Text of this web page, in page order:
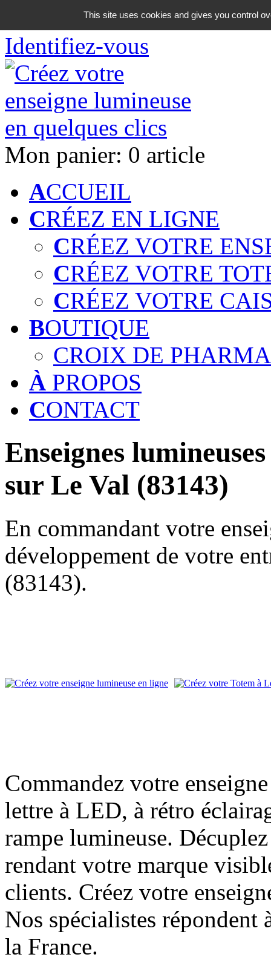
06 18 42 08 59
Identifiez-vous
Mon panier: 0 article
ACCUEIL
CRÉEZ EN LIGNE
CRÉEZ VOTRE
CRÉEZ VOTRE
CRÉEZ VOTRE
BOUTIQUE
CROIX DE
À PROPOS
CONTACT
Enseignes
sur Le Val (83143)
En commandant votre
développement de votre
(83143).
Commandez votre
lettre à LED, à rétro
rampe lumineuse.
rendant votre marque
clients. Créez votre
Nos spécialistes répondent
la France.
This site uses cookies and gives you control